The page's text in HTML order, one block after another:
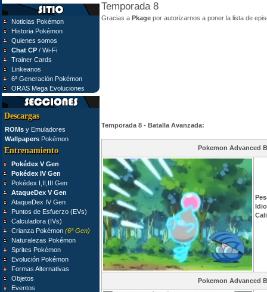
Noticias Pokémon
Historia Pokémon
Quienes somos
Chat CP / Wi-Fi
Trainer Cards
Linkeanos
6ª Generación Pokémon
ORAS Mega Evoluciones
Descargas
ROMs y Emuladores
Wallpapers Pokémon
Entrenamiento
Pokédex V Gen
Pokédex IV Gen
Pokédex I,II,III Gen
AtaqueDex V Gen
AtaqueDex IV Gen
Puntos de Esfuerzo (EVs)
Calculadora (IVs)
Crianza Pokémon (6ª Gen)
Naturalezas Pokémon
Sprites Pokémon
Evolución Pokémon
Formas Alternativas
Objetos
Eventos
Temporada 8
Gracias a Pkage por autorizarnos a poner la lista de
Temporada 8 - Batalla Avanzada:
Pokemon Advanced
Pokemon Advanced